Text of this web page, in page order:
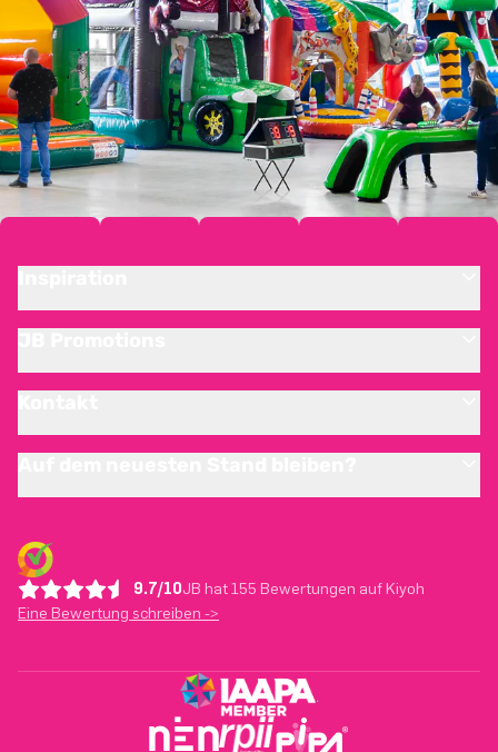
9.7/10JB hat 155 Bewertungen auf Kiyoh
Eine Bewertung schreiben ->